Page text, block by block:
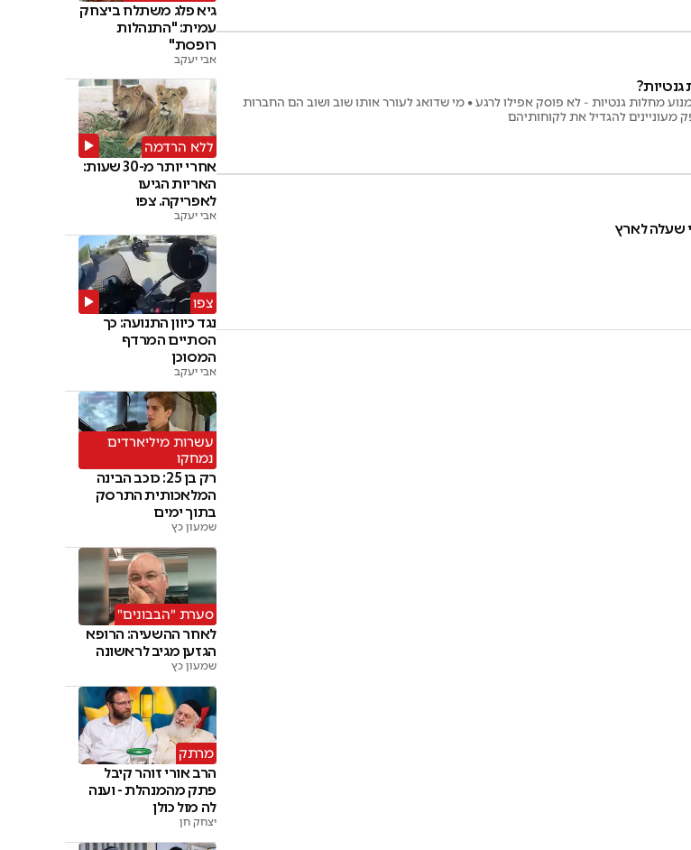
מחלות גנטיות - לא פוסק אפילו לרגע • מי שדואג לעורר אותו שוב ושוב הם החברות
להגדיל את לקוחותיהם
שעלה לארץ
גיא פלג משתלח ביצחק
עמית: "התנהלות
רופסת"
אבי יעקב
ללא הרדמה
אחרי יותר מ-30 שעות:
האריות הגיעו
לאפריקה. צפו
אבי יעקב
צפו
נגד כיוון התנועה: כך
הסתיים המרדף
המסוכן
אבי יעקב
עשרות מיליארדים
נמחקו
רק בן 25: כוכב הבינה
המלאכותית התרסק
בתוך ימים
שמעון כץ
סערת "הבבונים"
לאחר ההשעיה: הרופא
הגזען מגיב לראשונה
שמעון כץ
מרתק
הרב אורי זוהר קיבל
פתק מהמנהלת - וענה
לה מול כולן
יצחק חן